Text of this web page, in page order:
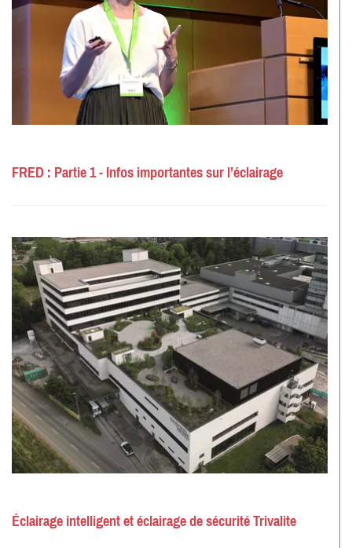
FRED : Partie 1 - Infos importantes sur l’éclairage
Éclairage intelligent et éclairage de sécurité Trivalite